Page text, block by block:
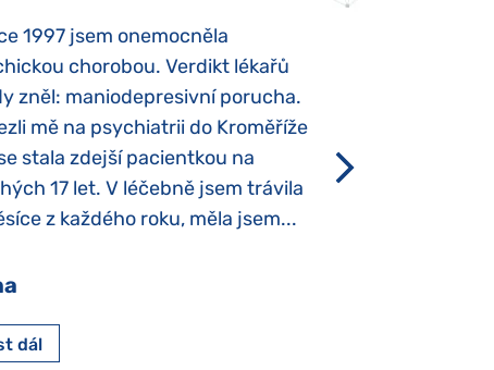
1997 jsem onemocněla
chorobou. Verdikt lékařů
zněl: maniodepresivní porucha.
mě na psychiatrii do Kroměříže
stala zdejší pacientkou na
17 let. V léčebně jsem trávila
z každého roku, měla jsem...
dál
který je u
Po půl roce